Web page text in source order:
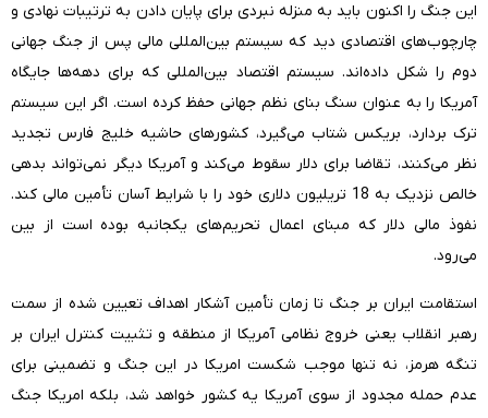
این جنگ را اکنون باید به منزله نبردی برای پایان دادن به ترتیبات نهادی و
چارچوب‌های اقتصادی دید که سیستم بین‌المللی مالی پس از جنگ جهانی
دوم را شکل داده‌اند. سیستم اقتصاد بین‌المللی که برای دهه‌ها جایگاه
آمریکا را به عنوان سنگ بنای نظم جهانی حفظ کرده است. اگر این سیستم
ترک بردارد، بریکس شتاب می‌گیرد، کشورهای حاشیه خلیج فارس تجدید
نظر می‌کنند، تقاضا برای دلار سقوط می‌کند و آمریکا دیگر نمی‌تواند بدهی
خالص نزدیک به 18 تریلیون دلاری خود را با شرایط آسان تأمین مالی کند.
نفوذ مالی دلار که مبنای اعمال تحریم‌های یکجانبه بوده است از بین
می‌رود.
استقامت ایران بر جنگ تا زمان تأمین آشکار اهداف تعیین شده از سمت
رهبر انقلاب یعنی خروج نظامی آمریکا از منطقه و تثبیت کنترل ایران بر
تنگه هرمز، نه تنها موجب شکست امریکا در این جنگ و تضمینی برای
عدم حمله مجدود از سوی آمریکا یه کشور خواهد شد، بلکه امریکا جنگ